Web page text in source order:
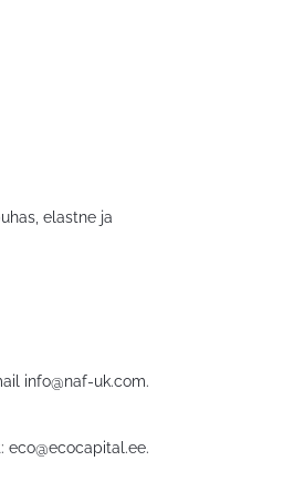
elastne ja
info@naf-uk.com.
eco@ecocapital.ee.